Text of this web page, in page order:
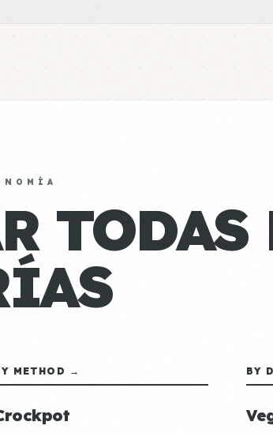
TODAS
METHOD → BY